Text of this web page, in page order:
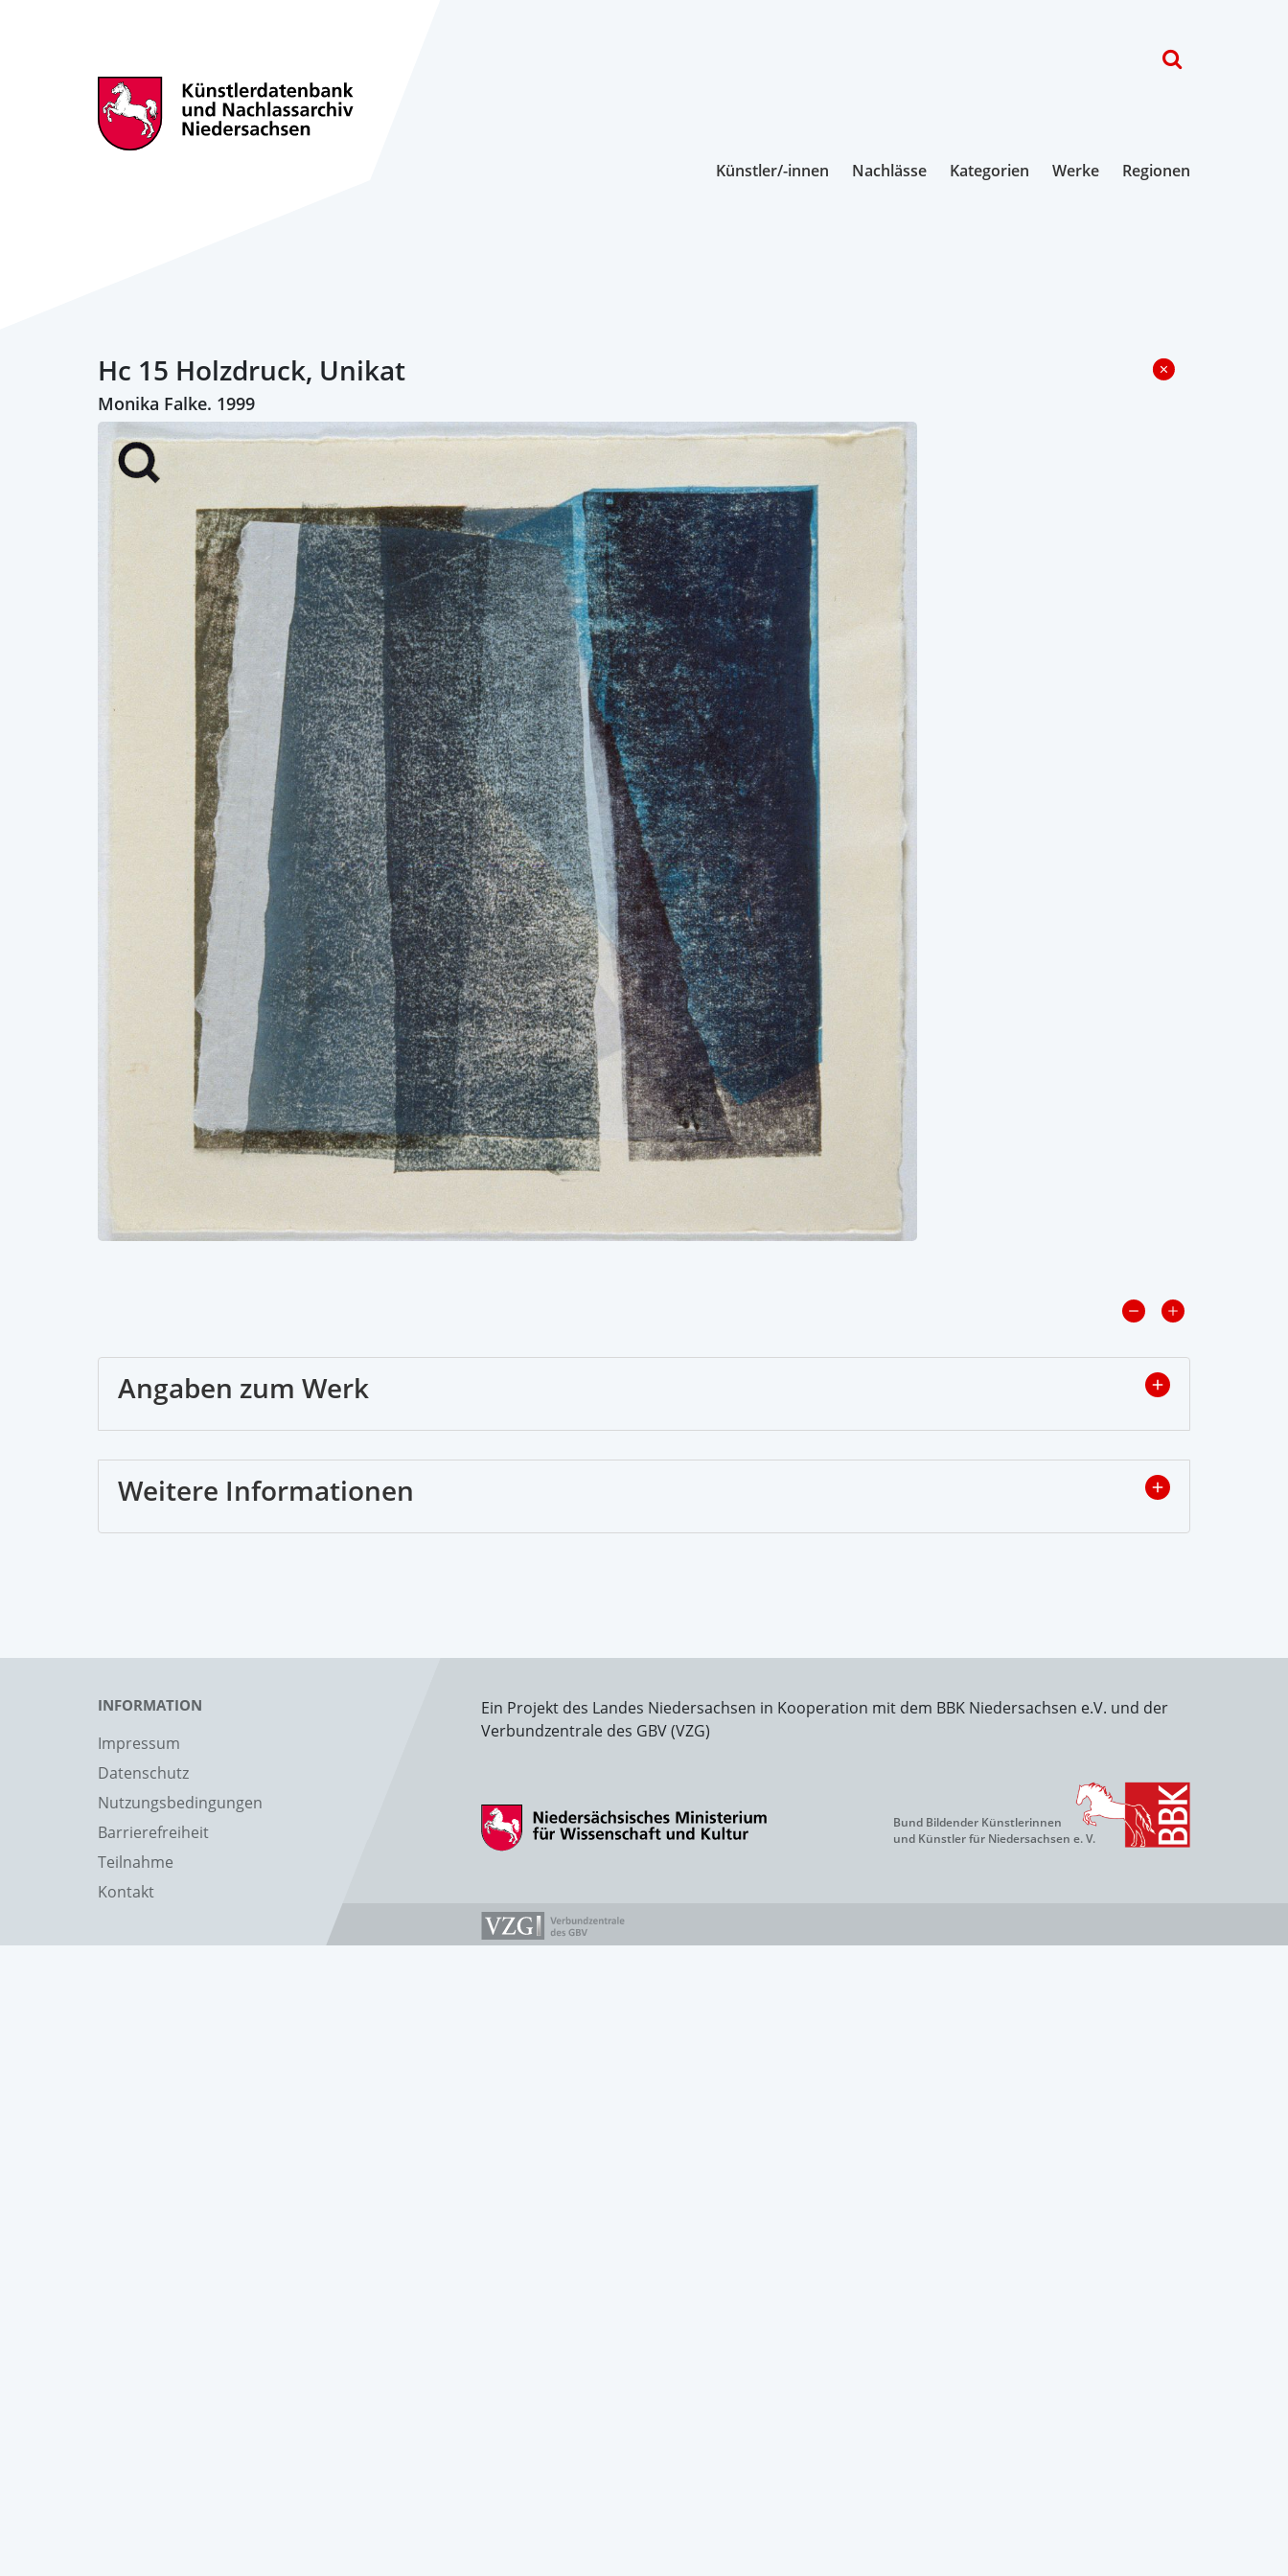
Künstler/-innen Nachlässe Kategorien Werke Regionen
Hc 15 Holzdruck, Unikat
Monika Falke. 1999
Angaben zum Werk
Weitere Informationen
INFORMATION
Impressum
Datenschutz
Nutzungsbedingungen
Barrierefreiheit
Teilnahme
Kontakt
Ein Projekt des Landes Niedersachsen in Kooperation mit dem BBK Niedersachsen e.V. und der
Verbundzentrale des GBV (VZG)
Bund Bildender Künstlerinnen
und Künstler für Niedersachsen e. V.